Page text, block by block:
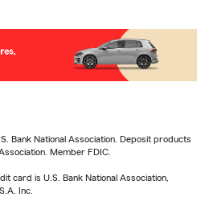
Bank National Association. Deposit products
Member FDIC.
card is U.S. Bank National Association,
Inc.